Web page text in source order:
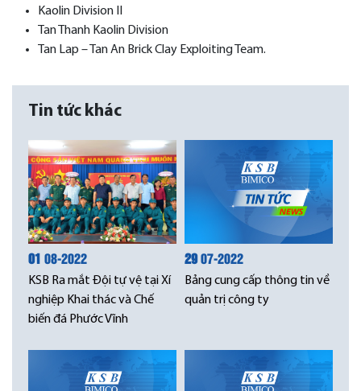
Kaolin Division II
Tan Thanh Kaolin Division
Tan Lap – Tan An Brick Clay Exploiting Team.
Tin tức khác
01 08-2022
KSB Ra mắt Đội tự vệ tại Xí
nghiệp Khai thác và Chế
biến đá Phước Vĩnh
2907-2022
Bảng cung cấp thông tin về
quản trị công ty